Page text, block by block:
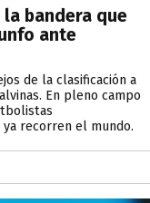
bandera que
ante
de la clasificación a
En pleno campo
recorren el mundo.